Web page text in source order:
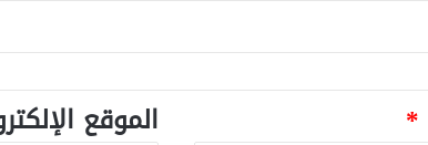
*
الموقع